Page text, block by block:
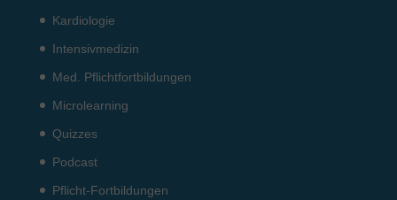
Kardiologie
Intensiv­medizin
Med. Pflichtfort­bildun­gen
Microlearning
Quizzes
Podcast
Pflicht-Fort­bildun­gen